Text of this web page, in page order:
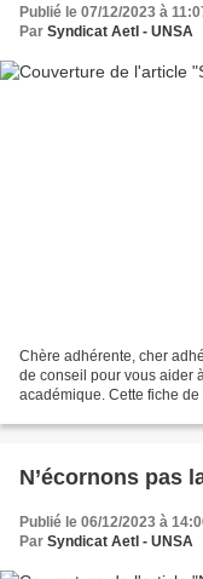
Publié le 07/12/2023 à
Par Syndicat AetI - UNSA
Chère adhérente, cher
de conseil pour vous aider
académique. Cette fiche de
N’écornons pas
Publié le 06/12/2023 à
Par Syndicat AetI - UNSA